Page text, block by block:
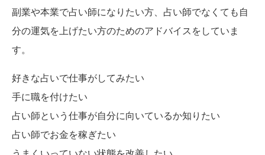
副業や本業で占い師になりたい方、占い師でなくても自
分の運気を上げたい方のためのアドバイスをしていま
す。
好きな占いで仕事がしてみたい
手に職を付けたい
占い師という仕事が自分に向いているか知りたい
占い師でお金を稼ぎたい
うまくいっていない状態を改善したい